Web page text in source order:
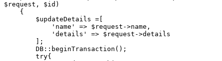
$request, $id)
    {
        $updateDetails =[
            'name' => $request->name,
            'details' => $request->details
        ];
        DB::beginTransaction();
        try{